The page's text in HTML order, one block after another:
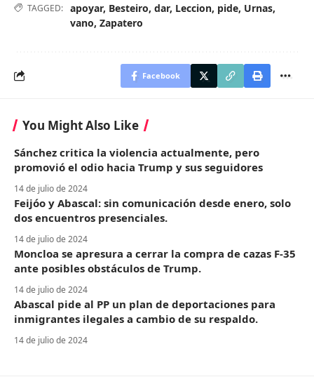
TAGGED: apoyar, Besteiro, dar, Leccion, pide, Urnas,
vano, Zapatero
Facebook
You Might Also Like
Sánchez critica la violencia actualmente, pero
promovió el odio hacia Trump y sus seguidores
14 de julio de 2024
Feijóo y Abascal: sin comunicación desde enero, solo
dos encuentros presenciales.
14 de julio de 2024
Moncloa se apresura a cerrar la compra de cazas F-35
ante posibles obstáculos de Trump.
14 de julio de 2024
Abascal pide al PP un plan de deportaciones para
inmigrantes ilegales a cambio de su respaldo.
14 de julio de 2024